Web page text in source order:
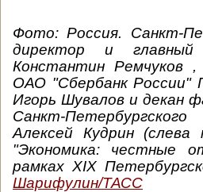
Фото: Россия. Санкт-
директор и главный
Константин Ремчуков ,
ОАО "Сбербанк России"
Игорь Шувалов и декан
Санкт-
Алексей Кудрин (слева
"Экономика: честные
рамках XIX
Шарифулин/ТАСС